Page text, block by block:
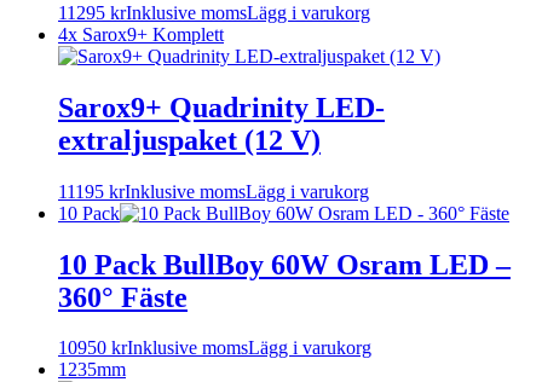
11295 krInklusive momsLägg i varukorg
4x Sarox9+ Komplett
Sarox9+ Quadrinity LED-
extraljuspaket (12 V)
11195 krInklusive momsLägg i varukorg
10 Pack
10 Pack BullBoy 60W Osram LED –
360° Fäste
10950 krInklusive momsLägg i varukorg
1235mm